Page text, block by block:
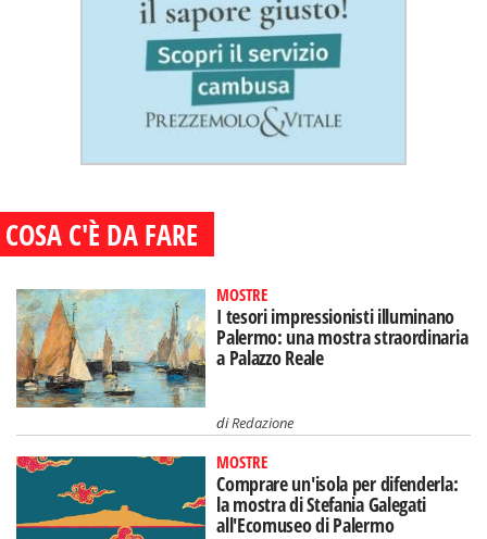
COSA C'È DA FARE
MOSTRE
I tesori impressionisti illuminano
Palermo: una mostra straordinaria
a Palazzo Reale
diRedazione
MOSTRE
Comprare un'isola per difenderla:
la mostra di Stefania Galegati
all'Ecomuseo di Palermo